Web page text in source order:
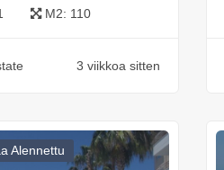
M2: 110
3 viikkoa sitten
Alennettu